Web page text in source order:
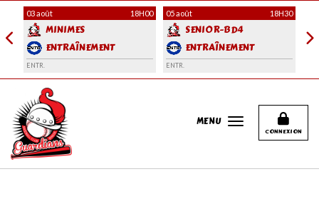
03 août 18H00
MINIMES
ENTRAÎNEMENT
ENTR.
05 août 18H30
SENIOR-BD4
ENTRAÎNEMENT
ENTR.
CONNEXION
MENU
Panneau de gestion des cookies